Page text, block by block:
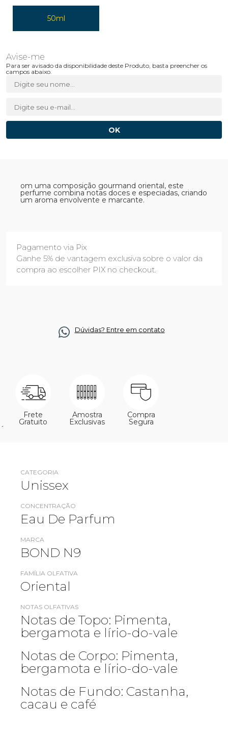
50ml
Para ser avisado da disponibilidade deste Produto, basta preencher os
campos abaixo.
om uma composição gourmand oriental, este
perfume combina notas doces e especiadas, criando
um aroma envolvente e marcante.
Pagamento via Pix
Ganhe 5% de vantagem exclusiva sobre o valor da
compra ao escolher PIX no checkout.
Dúvidas? Entre em contato
Frete
Gratuito
Amostra
Exclusivas
Compra
Segura
´
CATEGORIA
Unissex
CONCENTRAÇÃO
Eau De Parfum
MARCA
BOND N9
FAMÍLIA OLFATIVA
Oriental
NOTAS OLFATIVAS
Notas de Topo: Pimenta,
bergamota e lírio-do-vale
Notas de Corpo: Pimenta,
bergamota e lírio-do-vale
Notas de Fundo: Castanha,
cacau e café